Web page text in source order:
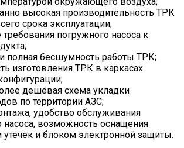
высокая производительность ТРК
срока эксплуатации;
погружного насоса к
полная бесшумность работы ТРК;
изготовления ТРК в каркасах
дешёвая схема укладки
по территории АЗС;
удобство обслуживания
насоса, возможность оснащения
утечек и блоком электронной защиты.